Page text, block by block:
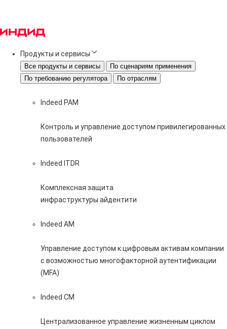
Продукты и сервисы
Все продукты и сервисы
По сценариям применения
По требованию регулятора
По отраслям
Indeed PAM
Контроль и управление доступом привилегированных
пользователей
Indeed ITDR
Комплексная защита
инфраструктуры айдентити
Indeed AM
Управление доступом к цифровым активам компании
с возможностью многофакторной аутентификации
(MFA)
Indeed CM
Централизованное управление жизненным циклом